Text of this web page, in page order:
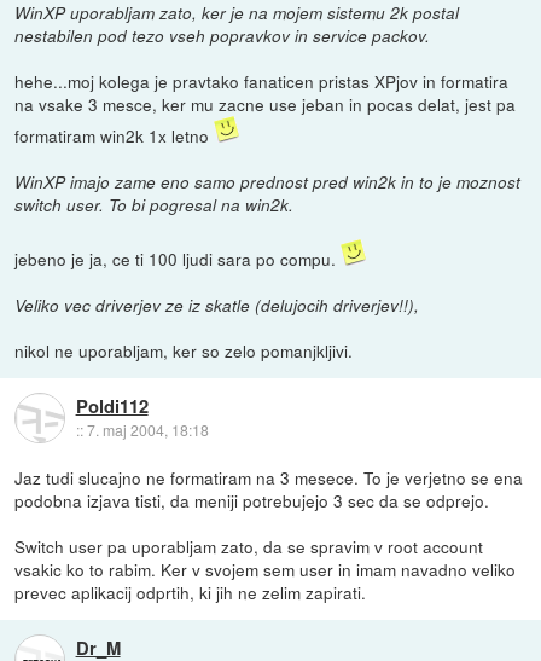
WinXP uporabljam zato, ker je na mojem sistemu 2k postal
nestabilen pod tezo vseh popravkov in service packov.
hehe...moj kolega je pravtako fanaticen pristas XPjov in formatira
na vsake 3 mesce, ker mu zacne use jeban in pocas delat, jest pa
formatiram win2k 1x letno
WinXP imajo zame eno samo prednost pred win2k in to je moznost
switch user. To bi pogresal na win2k.
jebeno je ja, ce ti 100 ljudi sara po compu.
Veliko vec driverjev ze iz skatle (delujocih driverjev!!),
nikol ne uporabljam, ker so zelo pomanjkljivi.
Poldi112
::7. maj 2004, 18:18
Jaz tudi slucajno ne formatiram na 3 mesece. To je verjetno se ena
podobna izjava tisti, da meniji potrebujejo 3 sec da se odprejo.
Switch user pa uporabljam zato, da se spravim v root account
vsakic ko to rabim. Ker v svojem sem user in imam navadno veliko
prevec aplikacij odprtih, ki jih ne zelim zapirati.
Dr_M